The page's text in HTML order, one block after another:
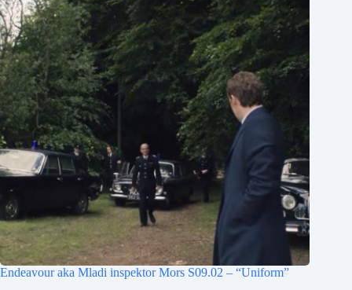
Endeavour aka Mladi inspektor Mors S09.02 – “Uniform”